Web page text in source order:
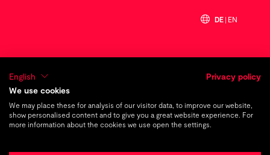
DE | EN
nächster Beitrag
Felix Baumgartners
Rekordmission
English
Privacy policy
We use cookies
We may place these for analysis of our visitor data, to improve our website,
show personalised content and to give you a great website experience. For
more information about the cookies we use open the settings.